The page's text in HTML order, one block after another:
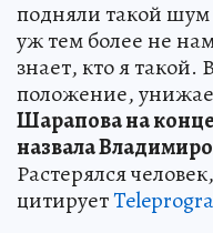
подняли такой шум
уж тем более не
знает, кто я такой.
положение,
Шарапова на
назвала
Растерялся
цитирует